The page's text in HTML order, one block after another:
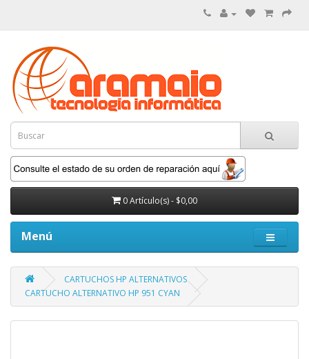
0 Artículo(s) - $0,00
Menú
CARTUCHOS HP ALTERNATIVOS
CARTUCHO ALTERNATIVO HP 951 CYAN